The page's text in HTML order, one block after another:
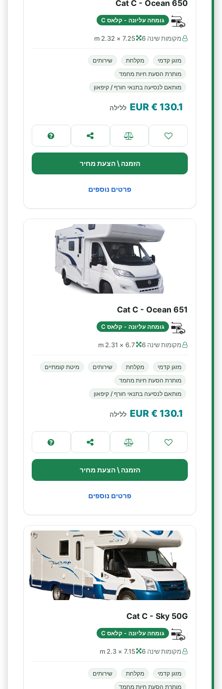
Cat C - Ocean 650
גומחה עליונה - קלאס C
מקומות שינה 6 7.25 × 2.32 m
מזגן קדמי מקלחת
שירותים
מותרת הסעת חיות מחמד
מותאם לנסיעה בתנאי חורף / קיפאון
130.1
€ EUR ללילה
הזמנה \ הצעת מחיר
פרטים נוספים
Cat C - Ocean 651
גומחה עליונה - קלאס C
מקומות שינה 6 6.7 × 2.31 m
מזגן קדמי מקלחת שירותים
מיטת קומתיים
מותרת הסעת חיות מחמד
מותאם לנסיעה בתנאי חורף / קיפאון
130.1
€ EUR ללילה
הזמנה \ הצעת מחיר
פרטים נוספים
Cat C - Sky 50G
גומחה עליונה - קלאס C
מקומות שינה 6 7.15 × 2.3 m
מזגן קדמי מקלחת
שירותים
מותרת הסעת חיות מחמד